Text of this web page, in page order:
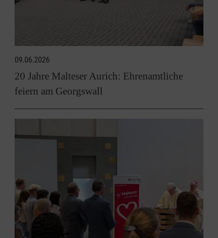
09.06.2026
20 Jahre Malteser Aurich: Ehrenamtliche
feiern am Georgswall